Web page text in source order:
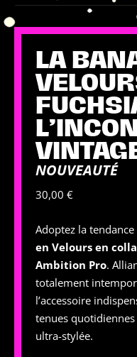
LA
NOUVEAUTÉ
30,00 €
Adoptez la
en Velours en
Ambition Pro.
totalement
l’accessoire
tenues
ultra-stylée.